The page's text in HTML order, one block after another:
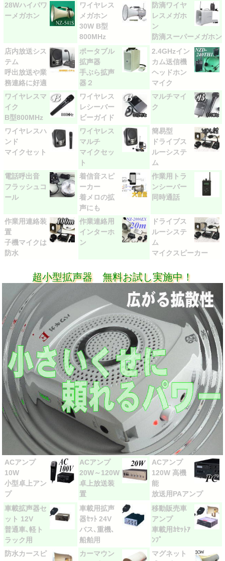
28Wハイパワ
ーメガホン
ワイヤレス
メガホン
30W B型
800MHz
防滴ワイヤ
レスメガホ
ン
防滴スーパーメガホン
店内放送シス
テム
呼出放送や業
務連絡に好適
ポータブル
拡声器
手ぶら拡声
器２
2.4GHzイン
カム送信機
ヘッドホン
マイク
ワイヤレスマ
イク
B型800MHz
ワイヤレス
レシーバー
ビーガイド
マルチマイ
ク
ワイヤレスハ
ンド
マイクセット
ワイヤレス
マルチ
マイクセッ
ト
簡易型
ドライブス
ルーシステ
ム
電話呼出音
フラッシュコ
ール
着信音スピ
ーカー
着メロの拡
声にも
作業用トラ
ンシーバー
同時通話
作業用連絡装
置
子機マイクは
防水
作業連絡用
インターホ
ン
ドライブス
ルーシステ
ム
マイクスピーカー
超小型拡声器 無料お試し実施中！
ACアンプ
10W
小型卓上アン
プ
ACアンプ
20W～120W
卓上放送装
置
ACアンプ
120W 高機
能
放送用PAアンプ
車載拡声器セ
ット 12V
普通車､軽ト
ラック用
車載用拡声
器ｾｯﾄ 24V
バス､重機､
船舶用
移動販売車
アンプ
車載用ｶｾｯﾄｱ
ﾝﾌﾟ
防水カースピ
カーマウン
マグネット